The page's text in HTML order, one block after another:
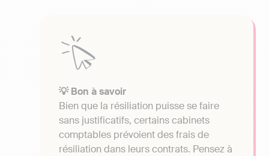
💡 Bon à savoir
Bien que la résiliation puisse se faire
sans justificatifs, certains cabinets
comptables prévoient des frais de
résiliation dans leurs contrats. Pensez à